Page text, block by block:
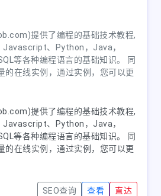
提供了编程的基础技术教程,
Javascript、Python，Java，
等各种编程语言的基础知识。 同
的在线实例，通过实例，您可以更
提供了编程的基础技术教程,
Javascript、Python，Java，
等各种编程语言的基础知识。 同
的在线实例，通过实例，您可以更
SEO查询 查看 直达